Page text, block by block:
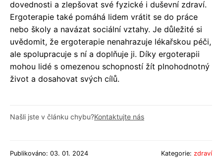
dovednosti a zlepšovat své fyzické i duševní zdraví.
Ergoterapie také pomáhá lidem vrátit se do práce
nebo školy a navázat sociální vztahy. Je důležité si
uvědomit, že ergoterapie nenahrazuje lékařskou péči,
ale spolupracuje s ní a doplňuje ji. Díky ergoterapii
mohou lidé s omezenou schopností žít plnohodnotný
život a dosahovat svých cílů.
Našli jste v článku chybu?Kontaktujte nás
Publikováno: 03. 01. 2024 Kategorie: zdraví